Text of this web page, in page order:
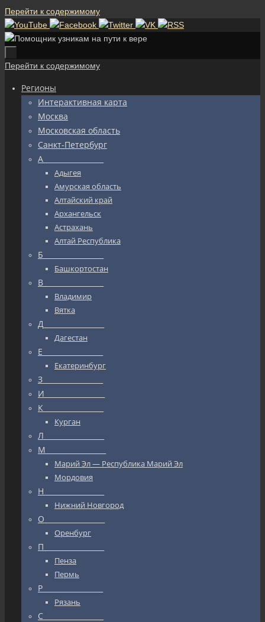
Перейти к содержимому
Перейти к содержимому
Регионы
Интерактивная карта
Москва
Московская область
Санкт-Петербург
А_________________
Адыгея
Амурская область
Алтайский край
Архангельск
Астрахань
Алтай Республика
Б_________________
Башкортостан
В_________________
Владимир
Вятка
Д_________________
Дагестан
Е_________________
Екатеринбург
З_________________
И_________________
К_________________
Курган
Л_________________
М_________________
Марий Эл — Республика Марий Эл
Мордовия
Н_________________
Нижний Новгород
О_________________
Оренбург
П_________________
Пенза
Пермь
Р_________________
Рязань
С_________________